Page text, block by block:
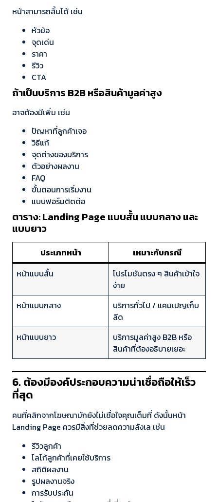
หน้าสามารถสั้นได้ เช่น
หัวข้อ
จุดเด่น
ราคา
รีวิว
CTA
ถ้าเป็นบริการ B2B หรือสินค้ามูลค่าสูง
อาจต้องมีเพิ่ม เช่น
ปัญหาที่ลูกค้าเจอ
วิธีแก้
จุดต่างของบริการ
ตัวอย่างผลงาน
FAQ
ขั้นตอนการเริ่มงาน
แบบฟอร์มติดต่อ
ตาราง: Landing Page แบบสั้น แบบกลาง และ
แบบยาว
ประเภทหน้า
เหมาะกับกรณี
หน้าแบบสั้น
โปรโมชันตรง ๆ สินค้าเข้าใจ
ง่าย
หน้าแบบกลาง
บริการทั่วไป / แคมเปญเก็บ
ลีด
หน้าแบบยาว
บริการมูลค่าสูง B2B หรือ
สินค้าที่ต้องอธิบายเยอะ
6. ต้องมีองค์ประกอบความน่าเชื่อถือให้เร็ว
ที่สุด
คนที่คลิกจากโฆษณามักยังไม่เชื่อใจคุณเต็มที่ ดังนั้นหน้า
Landing Page ควรมีสิ่งที่ช่วยลดความลังเล เช่น
รีวิวลูกค้า
โลโก้ลูกค้าที่เคยใช้บริการ
สถิติผลงาน
รูปผลงานจริง
การรับประกัน